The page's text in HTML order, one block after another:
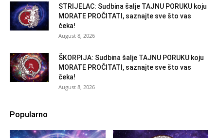
STRIJELAC: Sudbina šalje TAJNU PORUKU koju
MORATE PROČITATI, saznajte sve što vas
čeka!
August 8, 2026
ŠKORPIJA: Sudbina šalje TAJNU PORUKU koju
MORATE PROČITATI, saznajte sve što vas
čeka!
August 8, 2026
Popularno